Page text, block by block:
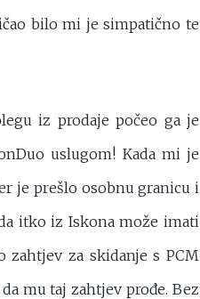
bilo mi je simpatično te
iz prodaje počeo ga je
uslugom! Kada mi je
je prešlo osobnu granicu i
itko iz Iskona može imati
zahtjev za skidanje s PCM
mu taj zahtjev prođe. Bez